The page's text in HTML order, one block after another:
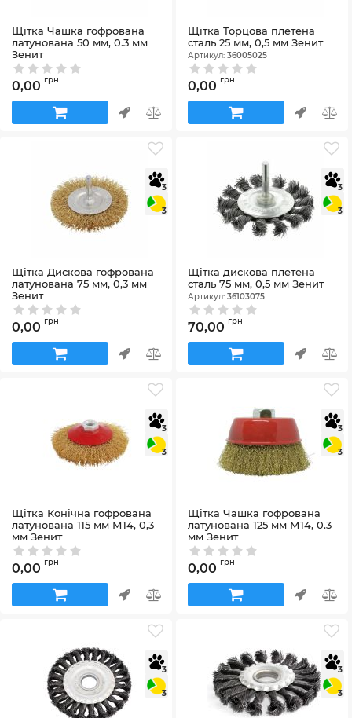
Щітка Чашка гофрована
латунована 50 мм, 0.3 мм
Зенит
Артикул:36201050
0,00 грн
Щітка Торцова плетена
сталь 25 мм, 0,5 мм Зенит
Артикул: 36005025
0,00 грн
3
3
Щітка Дискова гофрована
латунована 75 мм, 0,3 мм
Зенит
Артикул:36203075
0,00 грн
3
3
Щітка дискова плетена
сталь 75 мм, 0,5 мм Зенит
Артикул: 36103075
70,00 грн
3
3
Щітка Конічна гофрована
латунована 115 мм М14, 0,3
мм Зенит
Артикул:35203115
0,00 грн
3
3
Щітка Чашка гофрована
латунована 125 мм М14, 0.3
мм Зенит
Артикул:35201125
0,00 грн
3
3
3
3